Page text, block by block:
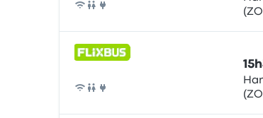
Bus
Bus